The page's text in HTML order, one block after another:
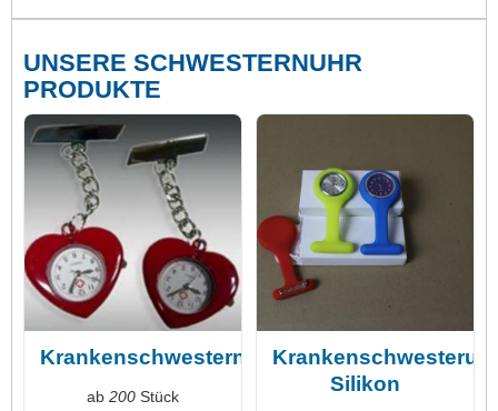
UNSERE SCHWESTERNUHR
PRODUKTE
Krankenschwesternuhr
ab 200 Stück
Silikon